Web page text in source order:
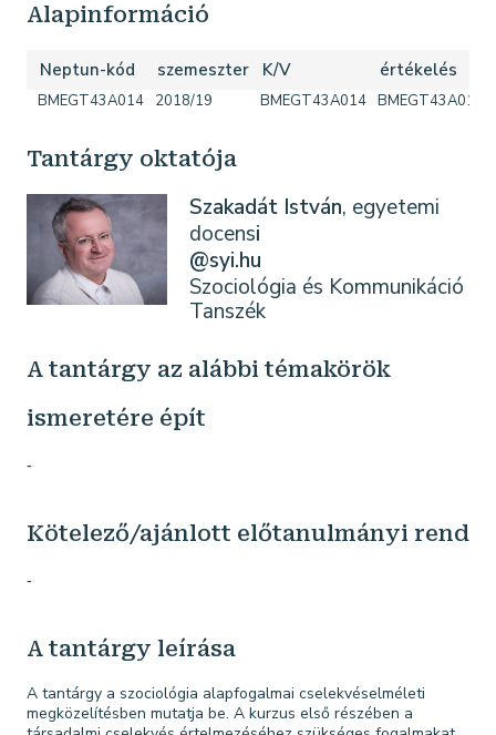
Alapinformáció
Neptun-kód szemeszter K/V értékelés
BMEGT43A014 2018/19 BMEGT43A014 BMEGT43A014
Tantárgy oktatója
Szakadát István, egyetemi
docensi
@syi.hu
Szociológia és Kommunikáció
Tanszék
A tantárgy az alábbi témakörök
ismeretére épít
-
Kötelező/ajánlott előtanulmányi rend
-
A tantárgy leírása
A tantárgy a szociológia alapfogalmai cselekvéselméleti
megközelítésben mutatja be. A kurzus első részében a